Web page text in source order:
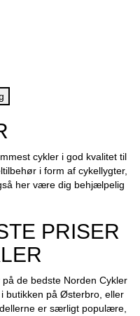
cykler i god kvalitet til
i form af cykellygter,
her være dig behjælpelig
PRISER
de bedste Norden Cykler
butikken på Østerbro, eller
er særligt populære,